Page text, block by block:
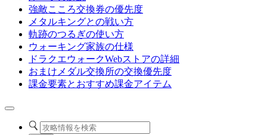
強敵こころ交換券の優先度
メタルキングとの戦い方
軌跡のつるぎの使い方
ウォーキング家族の仕様
ドラクエウォークWebストアの詳細
おまけメダル交換所の交換優先度
課金要素とおすすめ課金アイテム